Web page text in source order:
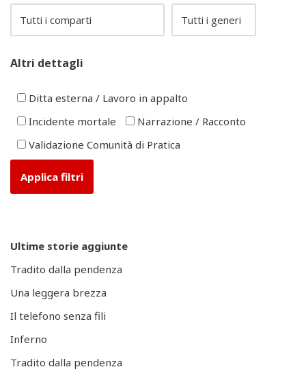
Altri dettagli
Ditta esterna / Lavoro in appalto
Incidente mortale
Narrazione / Racconto
Validazione Comunità di Pratica
Ultime storie aggiunte
Tradito dalla pendenza
Una leggera brezza
Il telefono senza fili
Inferno
Tradito dalla pendenza